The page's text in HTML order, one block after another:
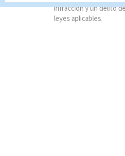
infracción y un delito
leyes aplicables.